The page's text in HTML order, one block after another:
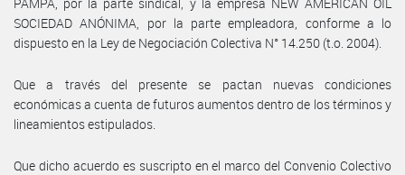
SOCIEDAD ANÓNIMA, por la parte empleadora, conforme a lo
dispuesto en la Ley de Negociación Colectiva N° 14.250 (t.o. 2004).
Que a través del presente se pactan nuevas condiciones
económicas a cuenta de futuros aumentos dentro de los términos y
lineamientos estipulados.
Que dicho acuerdo es suscripto en el marco del Convenio Colectivo